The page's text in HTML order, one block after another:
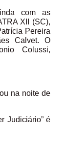
com as
XII (SC),
Pereira
Calvet. O
Colussi,
na noite de
Judiciário” é